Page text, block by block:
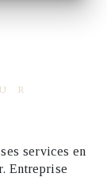
services en
. Entreprise